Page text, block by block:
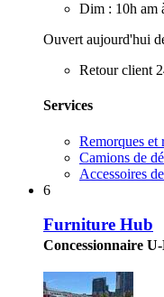
Dim : 10h am
Ouvert aujourd'hui
Retour client
Services
Remorques et
Camions de
Accessoires
6
Furniture Hub
Concessionnaire